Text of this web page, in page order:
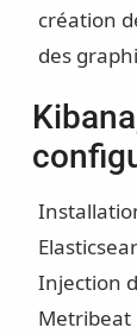
création
des
Injection
Metribeat